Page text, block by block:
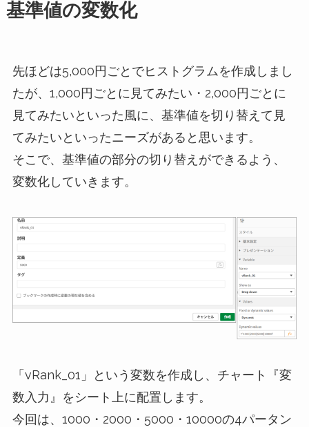
基準値の変数化
先ほどは5,000円ごとでヒストグラムを作成しまし
たが、1,000円ごとに見てみたい・2,000円ごとに
見てみたいといった風に、基準値を切り替えて見
てみたいといったニーズがあると思います。
そこで、基準値の部分の切り替えができるよう、
変数化していきます。
「vRank_01」という変数を作成し、チャート『変
数入力』をシート上に配置します。
今回は、1000・2000・5000・10000の4パータン